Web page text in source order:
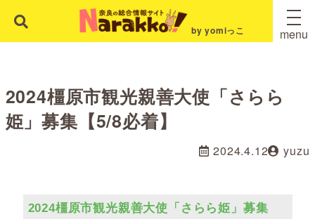
by yomiっこ menu
2024橿原市観光親善大使「さらら
姫」募集【5/8必着】
2024.4.12 yuzu
2024橿原市観光親善大使「さらら姫」募集